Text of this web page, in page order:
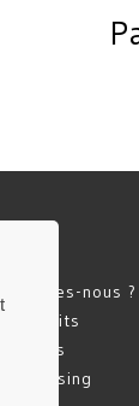
sommes-nous ?
Produits